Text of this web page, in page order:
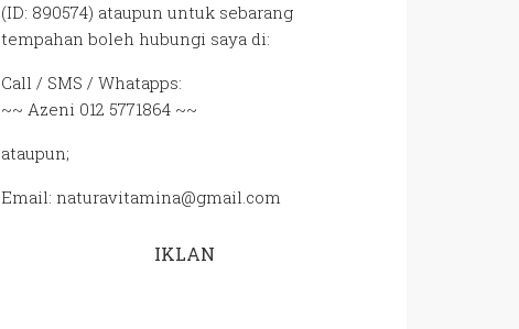
(ID: 890574) ataupun untuk sebarang
tempahan boleh hubungi saya di:
Call / SMS / Whatapps:
~~ Azeni 012 5771864 ~~
ataupun;
Email: naturavitamina@gmail.com
IKLAN